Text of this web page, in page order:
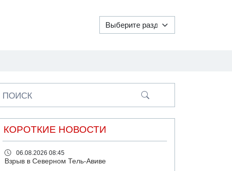
ПОИСК
КОРОТКИЕ НОВОСТИ
06.08.2026 08:45
Взрыв в Северном Тель-Авиве